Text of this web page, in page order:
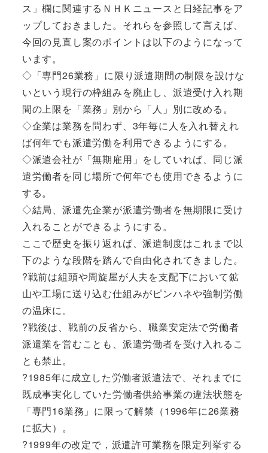
ス」欄に関連するＮＨＫニュースと日経記事をア
ップしておきました。それらを参照して言えば、
今回の見直し案のポイントは以下のようになって
います。
◇「専門26業務」に限り派遣期間の制限を設けな
いという現行の枠組みを廃止し、派遣受け入れ期
間の上限を「業務」別から「人」別に改める。
◇企業は業務を問わず、3年毎に人を入れ替えれ
ば何年でも派遣労働を利用できるようにする。
◇派遣会社が「無期雇用」をしていれば、同じ派
遣労働者を同じ場所で何年でも使用できるように
する。
◇結局、派遣先企業が派遣労働者を無期限に受け
入れることができるようにする。
ここで歴史を振り返れば、派遣制度はこれまで以
下のような段階を踏んで自由化されてきました。
?戦前は組頭や周旋屋が人夫を支配下において鉱
山や工場に送り込む仕組みがピンハネや強制労働
の温床に。
?戦後は、戦前の反省から、職業安定法で労働者
派遣業を営むことも、派遣労働者を受け入れるこ
とも禁止。
?1985年に成立した労働者派遣法で、それまでに
既成事実化していた労働者供給事業の違法状態を
「専門16業務」に限って解禁（1996年に26業務
に拡大）。
?1999年の改定で，派遣許可業務を限定列挙する